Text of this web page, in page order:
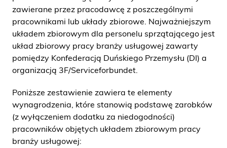
zawierane przez pracodawcę z poszczególnymi
pracownikami lub układy zbiorowe. Najważniejszym
układem zbiorowym dla personelu sprzątającego jest
układ zbiorowy pracy branży usługowej zawarty
pomiędzy Konfederacją Duńskiego Przemysłu (DI) a
organizacją 3F/Serviceforbundet.
Poniższe zestawienie zawiera te elementy
wynagrodzenia, które stanowią podstawę zarobków
(z wyłączeniem dodatku za niedogodności)
pracowników objętych układem zbiorowym pracy
branży usługowej: